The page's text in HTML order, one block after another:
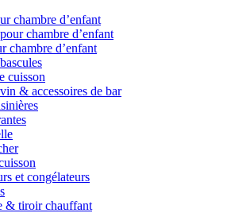
chambre d’enfant
chambre d’enfant
chambre d’enfant
cuisson
& accessoires de bar
et congélateurs
& tiroir chauffant